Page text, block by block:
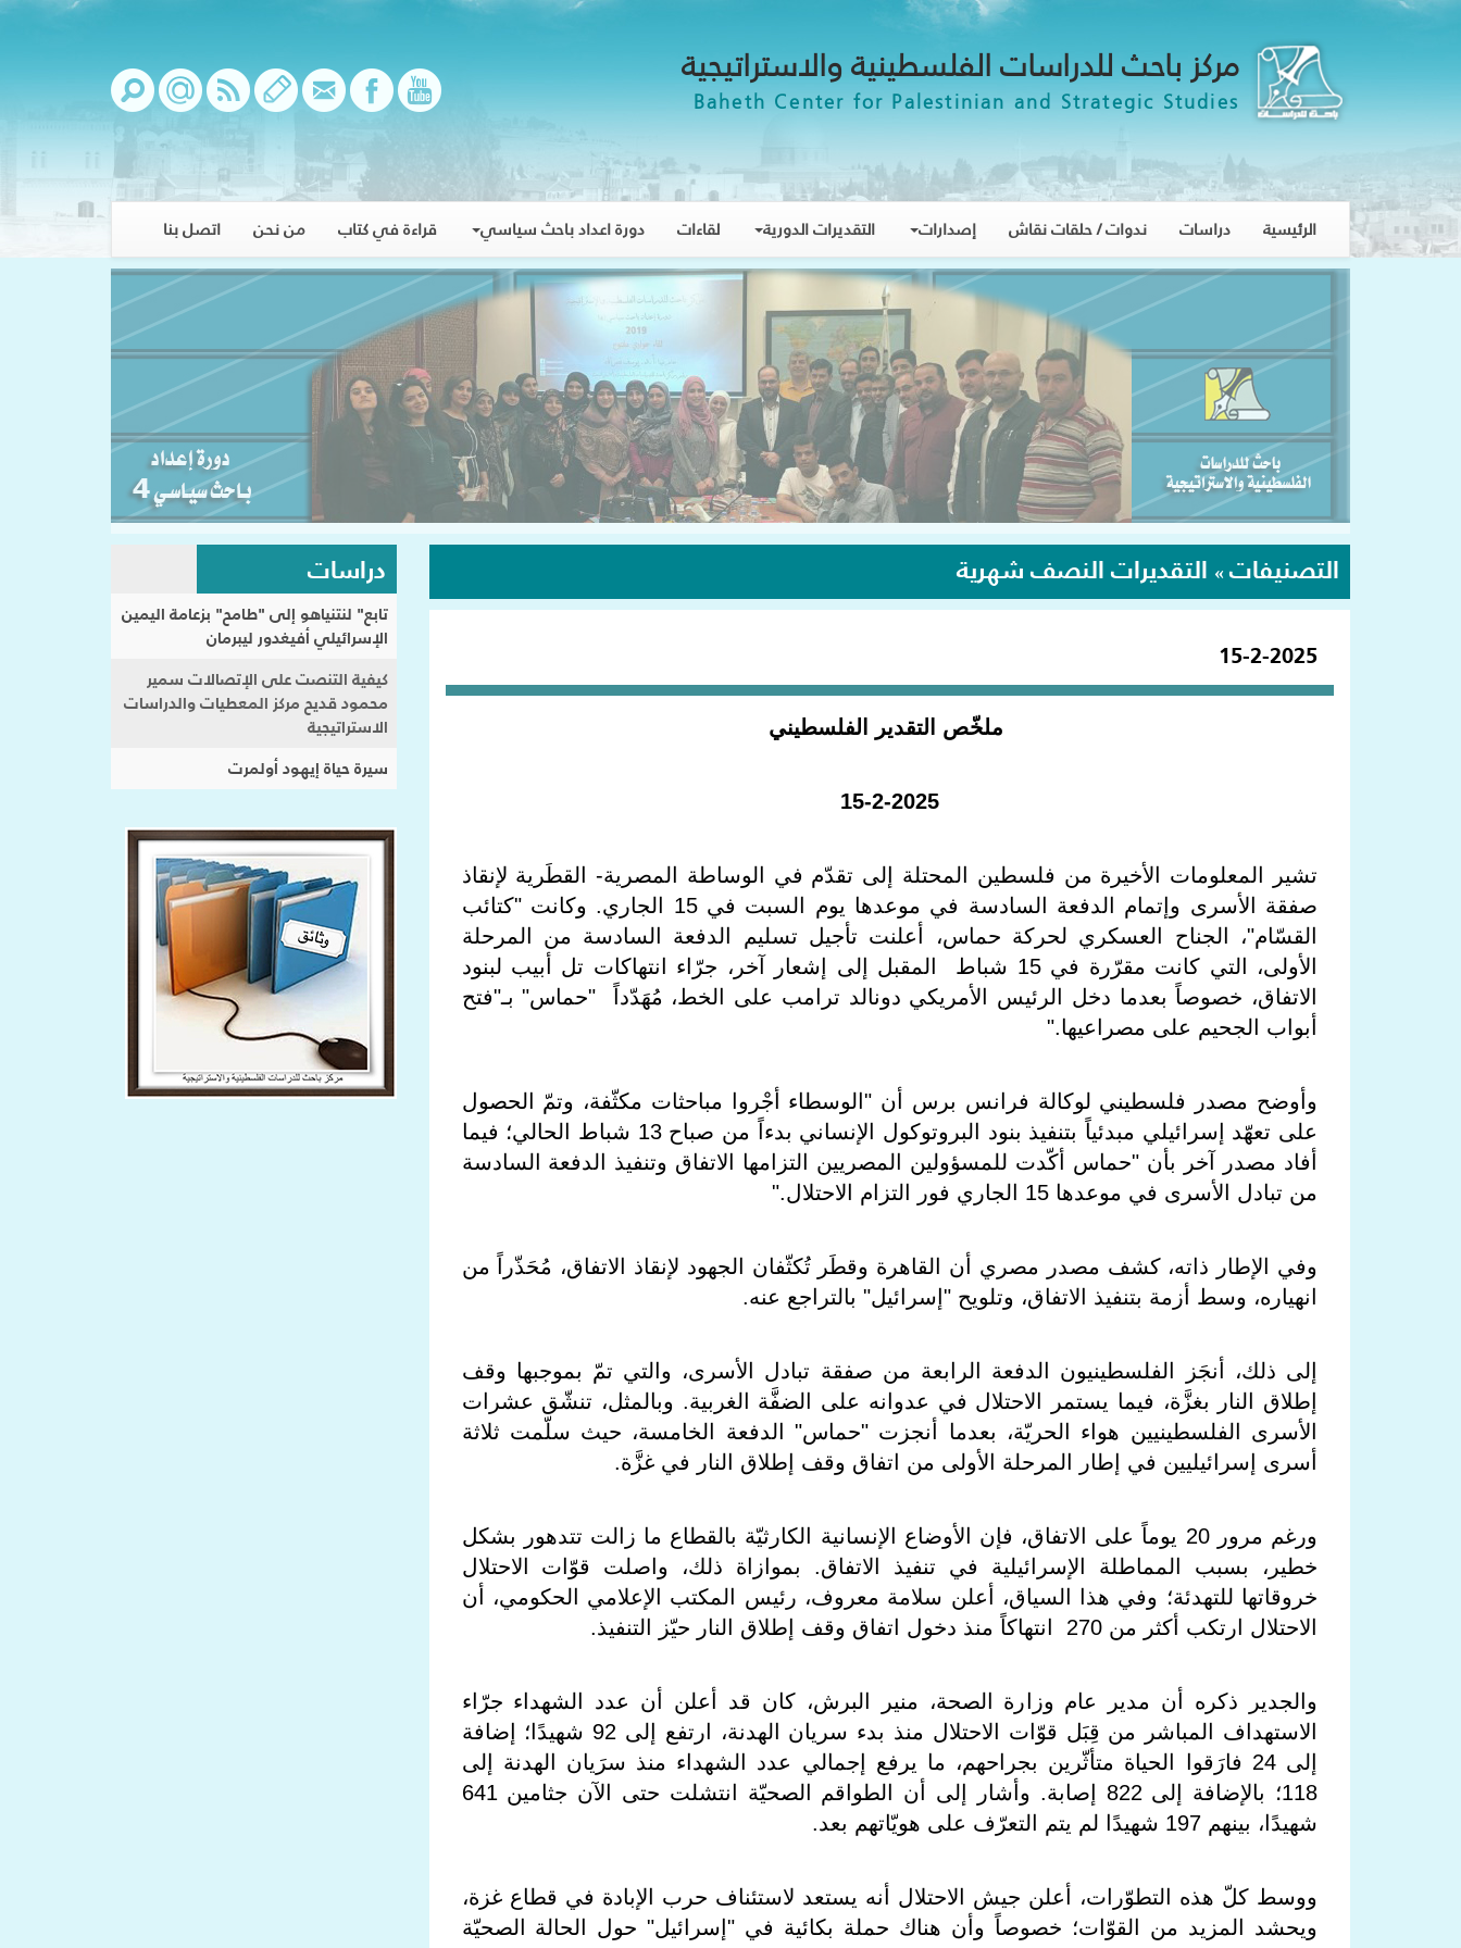
مركز باحث للدراسات الفلسطينية والاستراتيجية
Baheth Center for Palestinian and Strategic Studies
الرئيسية دراسات ندوات / حلقات نقاش إصدارات التقديرات الدورية لقاءات دورة اعداد باحث سياسي قراءة في كتاب من نحن اتصل بنا
التصنيفات » التقديرات النصف شهرية
15-2-2025
ملخّص التقدير الفلسطيني
15-2-2025
تشير المعلومات الأخيرة من فلسطين المحتلة إلى تقدّم في الوساطة المصرية- القطَرية لإنقاذ
صفقة الأسرى وإتمام الدفعة السادسة في موعدها يوم السبت في 15 الجاري. وكانت "كتائب
القسّام"، الجناح العسكري لحركة حماس، أعلنت تأجيل تسليم الدفعة السادسة من المرحلة
الأولى، التي كانت مقرّرة في 15 شباط المقبل إلى إشعار آخر، جرّاء انتهاكات تل أبيب لبنود
الاتفاق، خصوصاً بعدما دخل الرئيس الأمريكي دونالد ترامب على الخط، مُهَدّداً "حماس" بـ"فتح
أبواب الجحيم على مصراعيها".
وأوضح مصدر فلسطيني لوكالة فرانس برس أن "الوسطاء أجْروا مباحثات مكثّفة، وتمّ الحصول
على تعهّد إسرائيلي مبدئياً بتنفيذ بنود البروتوكول الإنساني بدءاً من صباح 13 شباط الحالي؛ فيما
أفاد مصدر آخر بأن "حماس أكّدت للمسؤولين المصريين التزامها الاتفاق وتنفيذ الدفعة السادسة
من تبادل الأسرى في موعدها 15 الجاري فور التزام الاحتلال
".
وفي الإطار ذاته، كشف مصدر مصري أن القاهرة وقطَر تُكثّفان الجهود لإنقاذ الاتفاق، مُحَذّراً من
انهياره، وسط أزمة بتنفيذ الاتفاق، وتلويح "إسرائيل" بالتراجع عنه.
إلى ذلك، أنجَز الفلسطينيون الدفعة الرابعة من صفقة تبادل الأسرى، والتي تمّ بموجبها وقف
إطلاق النار بغزَّة، فيما يستمر الاحتلال في عدوانه على الضفَّة الغربية. وبالمثل، تنشّق عشرات
الأسرى الفلسطينيين هواء الحريّة، بعدما أنجزت "حماس" الدفعة الخامسة، حيث سلّمت ثلاثة
أسرى إسرائيليين في إطار المرحلة الأولى من اتفاق وقف إطلاق النار في غزَّة.
ورغم مرور 20 يوماً على الاتفاق، فإن الأوضاع الإنسانية الكارثيّة بالقطاع ما زالت تتدهور بشكل
خطير، بسبب المماطلة الإسرائيلية في تنفيذ الاتفاق. بموازاة ذلك، واصلت قوّات الاحتلال
خروقاتها للتهدئة؛ وفي هذا السياق، أعلن سلامة معروف، رئيس المكتب الإعلامي الحكومي، أن
الاحتلال ارتكب أكثر من 270 انتهاكاً منذ دخول اتفاق وقف إطلاق النار حيّز التنفيذ.
والجدير ذكره أن مدير عام وزارة الصحة، منير البرش، كان قد أعلن أن عدد الشهداء جرّاء
الاستهداف المباشر من قِبَل قوّات الاحتلال منذ بدء سريان الهدنة، ارتفع إلى 92 شهيدًا؛ إضافة
إلى 24 فارَقوا الحياة متأثّرين بجراحهم، ما يرفع إجمالي عدد الشهداء منذ سرَيان الهدنة إلى
118؛ بالإضافة إلى 822 إصابة. وأشار إلى أن الطواقم الصحيّة انتشلت حتى الآن جثامين 641
شهيدًا، بينهم 197 شهيدًا لم يتم التعرّف على هويّاتهم بعد.
ووسط كلّ هذه التطوّرات، أعلن جيش الاحتلال أنه يستعد لاستئناف حرب الإبادة في قطاع غزة،
ويحشد المزيد من القوّات؛ خصوصاً وأن هناك حملة بكائية في "إسرائيل" حول الحالة الصحيّة
دراسات
تابع" لنتنياهو إلى "طامح" بزعامة اليمين
الإسرائيلي أفيغدور ليبرمان
كيفية التنصت على الإتصالات سمير
محمود قديح مركز المعطيات والدراسات
الاستراتيجية
سيرة حياة إيهود أولمرت